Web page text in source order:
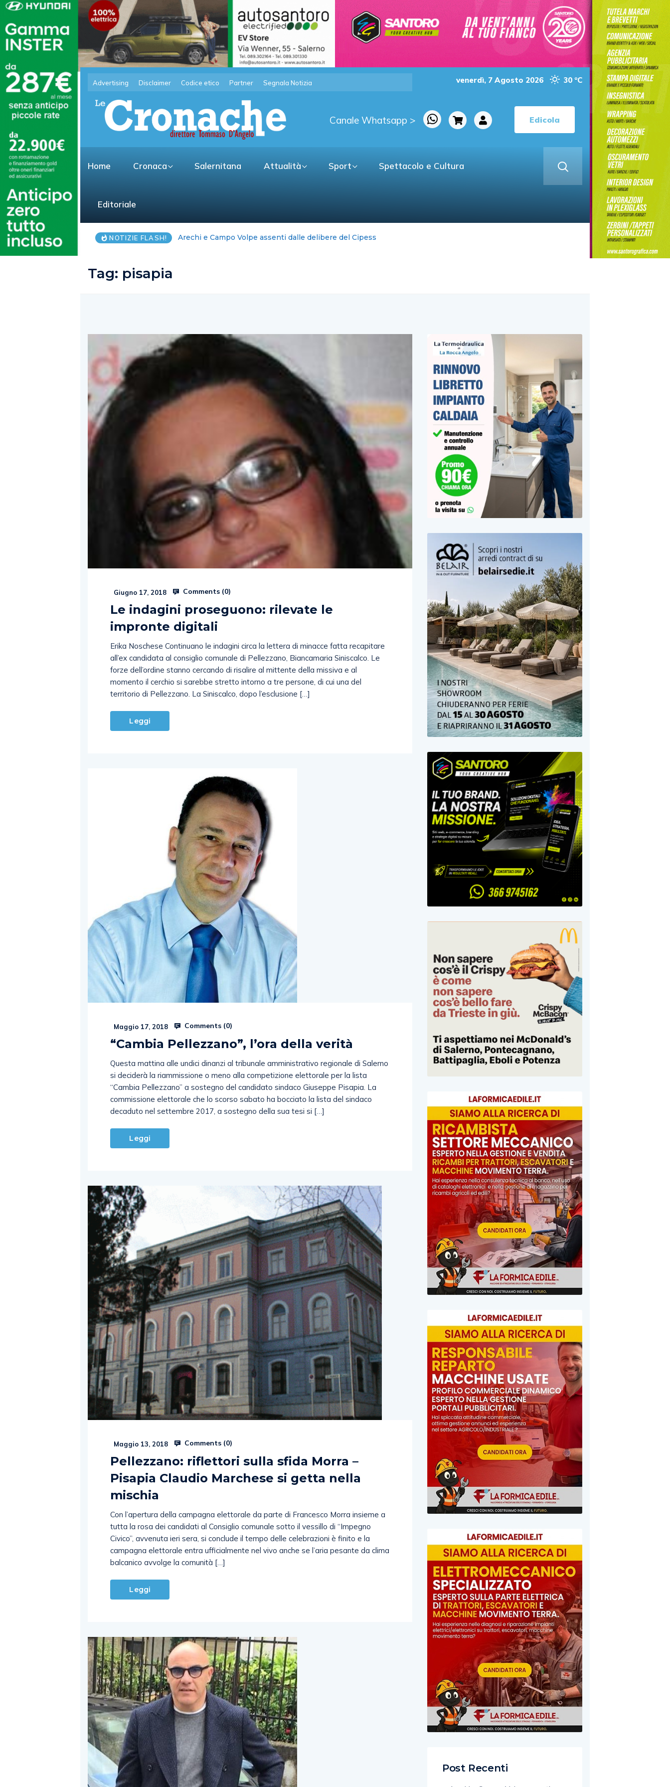
Advertising Disclaimer Codice etico Partner Segnala Notizia venerdì, 7 Agosto 2026 30 °C
Canale Whatsapp > Edicola
Home Cronaca Salernitana Attualità Sport Spettacolo e Cultura
Editoriale
NOTIZIE FLASH! Forza Italia: Carrazza: iscritto fin dal 1994
Tag: pisapia
Giugno 17, 2018 Comments (0)
Le indagini proseguono: rilevate le
impronte digitali
Erika Noschese Continuano le indagini circa la lettera di minacce fatta recapitare
all’ex candidata al consiglio comunale di Pellezzano, Biancamaria Siniscalco. Le
forze dell’ordine stanno cercando di risalire al mittente della missiva e al
momento il cerchio si sarebbe stretto intorno a tre persone, di cui una del
territorio di Pellezzano. La Siniscalco, dopo l’esclusione […]
Leggi
Maggio 17, 2018 Comments (0)
“Cambia Pellezzano”, l’ora della verità
Questa mattina alle undici dinanzi al tribunale amministrativo regionale di Salerno
si deciderà la riammissione o meno alla competizione elettorale per la lista
“Cambia Pellezzano” a sostegno del candidato sindaco Giuseppe Pisapia. La
commissione elettorale che lo scorso sabato ha bocciato la lista del sindaco
decaduto nel settembre 2017, a sostegno della sua tesi si […]
Leggi
Maggio 13, 2018 Comments (0)
Pellezzano: riflettori sulla sfida Morra –
Pisapia Claudio Marchese si getta nella
mischia
Con l’apertura della campagna elettorale da parte di Francesco Morra insieme a
tutta la rosa dei candidati al Consiglio comunale sotto il vessillo di “Impegno
Civico”, avvenuta ieri sera, si conclude il tempo delle celebrazioni è finito e la
campagna elettorale entra ufficialmente nel vivo anche se l’aria pesante da clima
balcanico avvolge la comunità […]
Leggi
Post Recenti